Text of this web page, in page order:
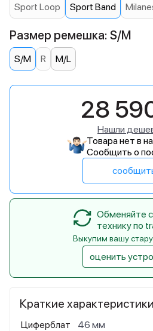
Краткие характеристики
Циферблат
46 мм
Sport Loop Sport Band
Размер ремешка: S/M
S/M R M/L
28
Нашли
Товара нет в
Сообщить о
Обменяйте
технику по
Выкупим вашу
оценить